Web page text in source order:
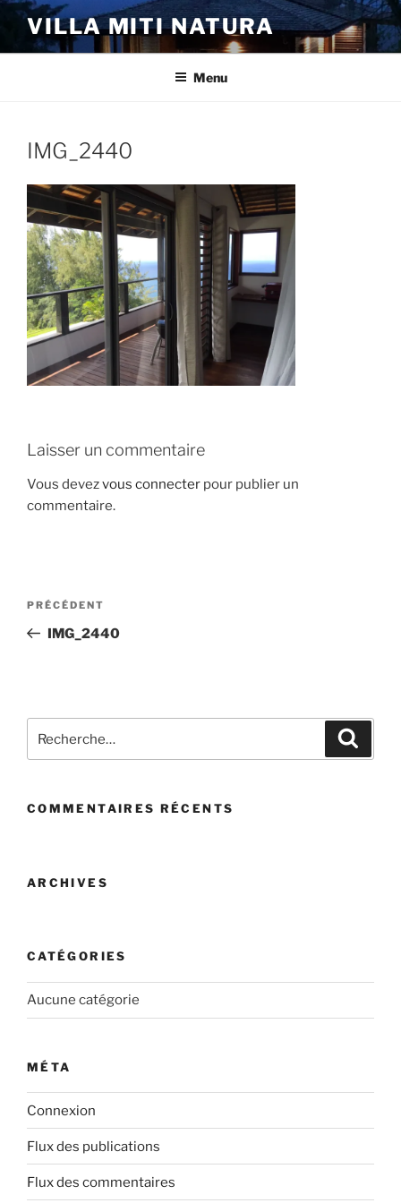
Aller
contenu
VILLA MITI NATURA
Menu
IMG_2440
Laisser un commentaire
Vous devezvous connecter pour publier un
commentaire.
Navigation
l’article
Article
précédent
PRÉCÉDENT
IMG_2440
pour
COMMENTAIRES RÉCENTS
ARCHIVES
CATÉGORIES
Aucune catégorie
MÉTA
Connexion
Flux des publications
Flux des commentaires